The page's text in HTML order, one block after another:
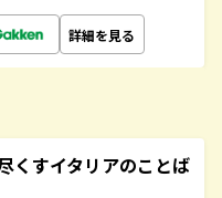
詳細を見る
くすイタリアのことば